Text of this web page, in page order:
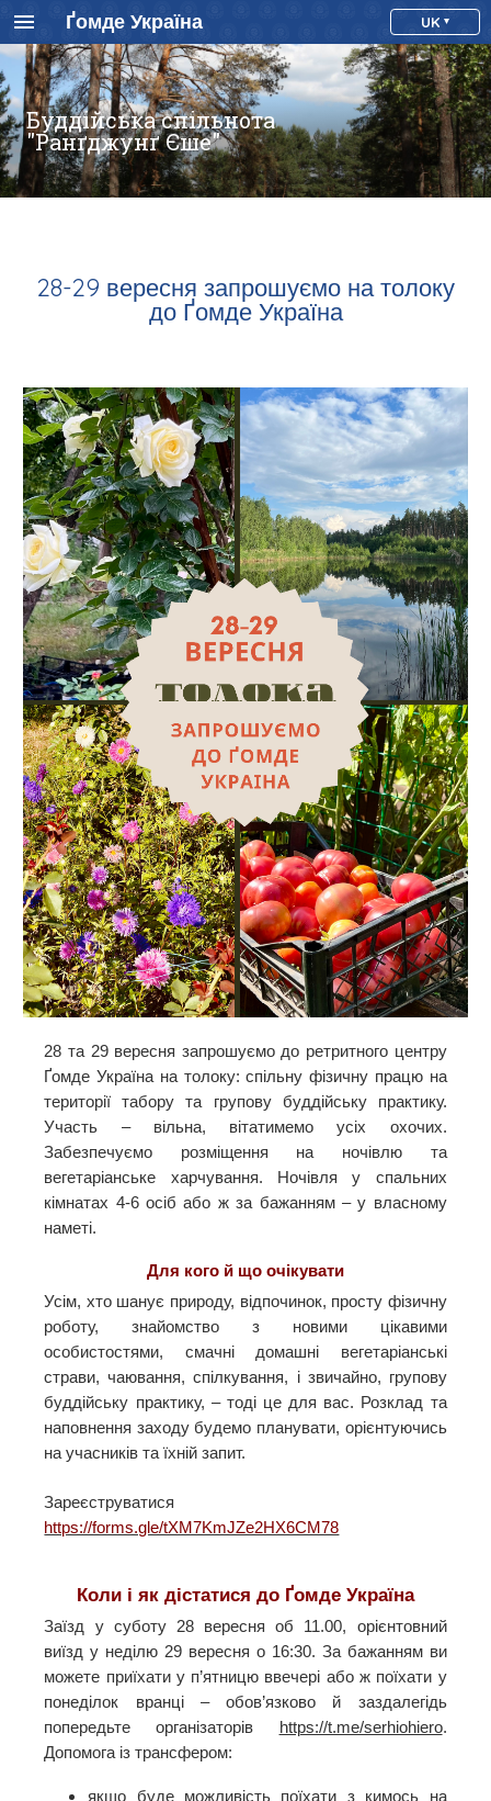
Ґомде Україна UK
Буддійська спільнота
"Ранґджунґ Єше"
28-29 вересня запрошуємо на толоку
до Ґомде Україна
28 та 29 вересня запрошуємо до ретритного центру
Ґомде Україна на толоку: спільну фізичну працю на
території табору та групову буддійську практику.
Участь – вільна, вітатимемо усіх охочих.
Забезпечуємо розміщення на ночівлю та
вегетаріанське харчування. Ночівля у спальних
кімнатах 4-6 осіб або ж за бажанням – у власному
наметі.
Для кого й що очікувати
Усім, хто шанує природу, відпочинок, просту фізичну
роботу, знайомство з новими цікавими
особистостями, смачні домашні вегетаріанські
страви, чаювання, спілкування, і звичайно, групову
буддійську практику, – тоді це для вас. Розклад та
наповнення заходу будемо планувати, орієнтуючись
на учасників та їхній запит.
Зареєструватися
https://forms.gle/tXM7KmJZe2HX6CM78
Коли і як дістатися до Ґомде Україна
Заїзд у суботу 28 вересня об 11.00, орієнтовний
виїзд у неділю 29 вересня о 16:30. За бажанням ви
можете приїхати у п’ятницю ввечері або ж поїхати у
понеділок вранці – обов’язково й заздалегідь
попередьте організаторів https://t.me/serhiohiero.
Допомога із трансфером:
якщо буде можливість поїхати з кимось на